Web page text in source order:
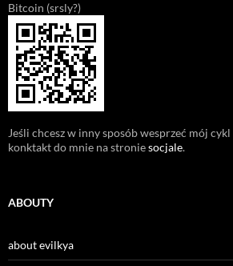
Bitcoin (srsly?)
Jeśli chcesz w inny sposób wesprzeć mój
konktakt do mnie na stroniesocjale.
ABOUTY
about evilkya